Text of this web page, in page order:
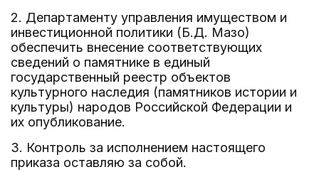
2. Департаменту управления имуществом и
инвестиционной политики (Б.Д. Мазо)
обеспечить внесение соответствующих
сведений о памятнике в единый
государственный реестр объектов
культурного наследия (памятников истории и
культуры) народов Российской Федерации и
их опубликование.
3. Контроль за исполнением настоящего
приказа оставляю за собой.